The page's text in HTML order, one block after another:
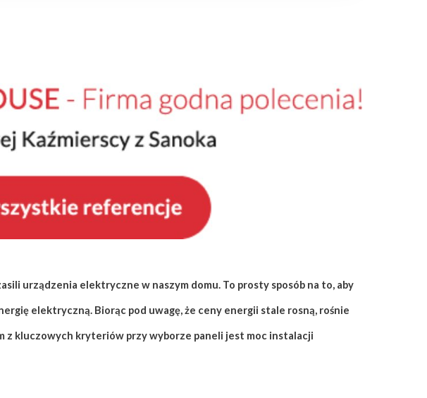
urządzenia elektryczne w naszym domu. To prosty sposób na to, aby
elektryczną. Biorąc pod uwagę, że ceny energii stale rosną, rośnie
z kluczowych kryteriów przy wyborze paneli jest moc instalacji